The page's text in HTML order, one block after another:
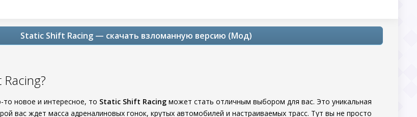
Static Shift Racing — скачать взломанную версию (Мод)
новое и интересное, то Static Shift Racing может стать отличным выбором для вас. Это уникальная
вас ждет масса адреналиновых гонок, крутых автомобилей и настраиваемых трасс. Тут вы не просто